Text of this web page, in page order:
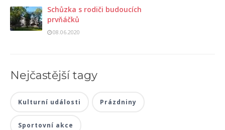
Schůzka s rodiči budoucích
prvňáčků
08.06.2020
Nejčastější tagy
Kulturní události Prázdniny
Sportovní akce